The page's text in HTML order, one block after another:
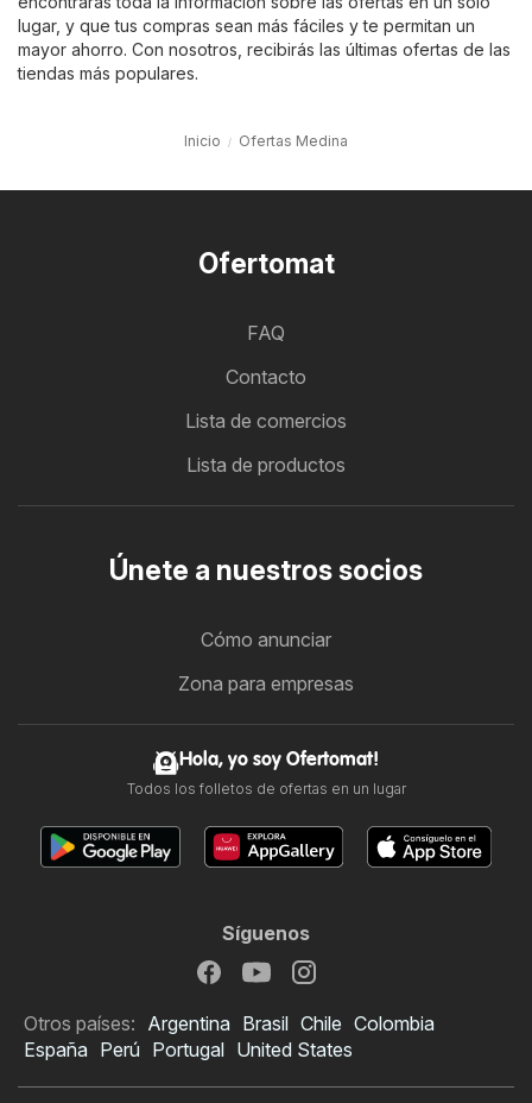
lugar, y que tus compras sean más fáciles y te permitan un
mayor ahorro. Con nosotros, recibirás las últimas ofertas de las
tiendas más populares.
Inicio Ofertas Medina
Ofertomat
FAQ
Contacto
Lista de comercios
Lista de productos
Únete a nuestros socios
Cómo anunciar
Zona para empresas
Hola, yo soy Ofertomat!
Todos los folletos de ofertas en un lugar
Síguenos
Otros países: Argentina Brasil Chile Colombia
España Perú Portugal United States